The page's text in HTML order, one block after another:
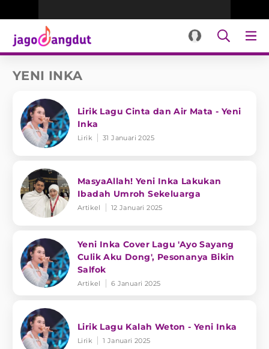
YENI INKA
Lirik Lagu Cinta dan Air Mata - Yeni
Inka
Lirik 31 Januari 2025
MasyaAllah! Yeni Inka Lakukan
Ibadah Umroh Sekeluarga
Artikel 12 Januari 2025
Yeni Inka Cover Lagu 'Ayo Sayang
Culik Aku Dong', Pesonanya Bikin
Salfok
Artikel 6 Januari 2025
Lirik Lagu Kalah Weton - Yeni Inka
Lirik 1 Januari 2025